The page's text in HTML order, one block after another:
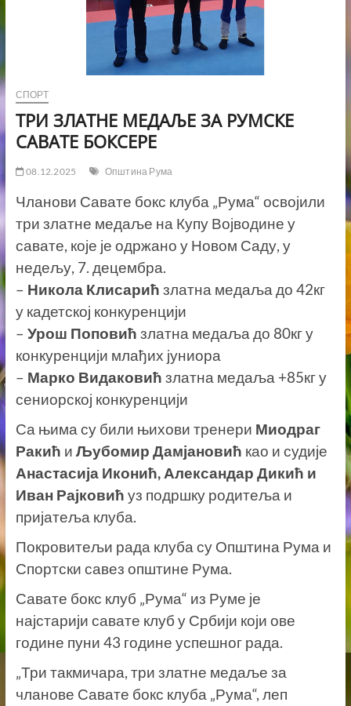
СПОРТ
ТРИ ЗЛАТНЕ МЕДАЉЕ ЗА РУМСКЕ
САВАТЕ БОКСЕРЕ
08.12.2025 Општина Рума
Чланови Савате бокс клуба „Рума“ освојили
три златне медаље на Купу Војводине у
савате, које је одржано у Новом Саду, у
недељу, 7. децембра.
– Никола Клисарић златна медаља до 42кг
у кадетској конкуренцији
– Урош Поповић златна медаља до 80кг у
конкуренцији млађих јуниора
– Марко Видаковић златна медаља +85кг у
сениорској конкуренцији
Са њима су били њихови тренери Миодраг
Ракић и Љубомир Дамјановић као и судије
Анастасија Иконић, Александар Дикић и
Иван Рајковић уз подршку родитеља и
пријатеља клуба.
Покровитељи рада клуба су Општина Рума и
Спортски савез општине Рума.
Савате бокс клуб „Рума“ из Руме је
најстарији савате клуб у Србији који ове
године пуни 43 године успешног рада.
„Три такмичара, три златне медаље за
чланове Савате бокс клуба „Рума“, леп